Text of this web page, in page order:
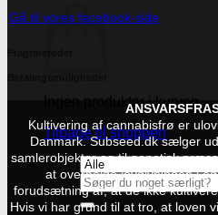
Ingen produkter i kurven.
Tilbage til shoppen
Søg
efter:
Gå til vores facebook-side
Kultivering af cannabisfrø er
Danmark. Subseed.dk sælger
samlerobjekter og til genetisk
at overholde lovgivningen i
forudsætning af, at de ikke
Hvis vi har grund til at tro, at loven